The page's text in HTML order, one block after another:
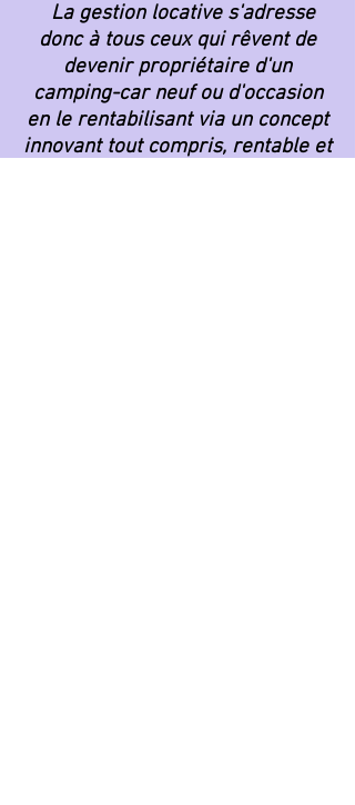
La gestion locative s'adresse
donc à tous ceux qui rêvent de
devenir propriétaire d'un
camping-car neuf ou d'occasion
en le rentabilisant via un concept
innovant tout compris, rentable et